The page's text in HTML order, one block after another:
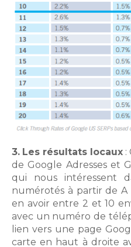
3. Les résultats locaux :
de Google Adresses et
qui nous intéressent
numérotés à partir de
en avoir entre 2 et 10
avec un numéro de
lien vers une page
carte en haut à droite